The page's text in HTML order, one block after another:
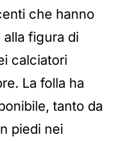
che hanno
figura di
calciatori
La folla ha
tanto da
piedi nei